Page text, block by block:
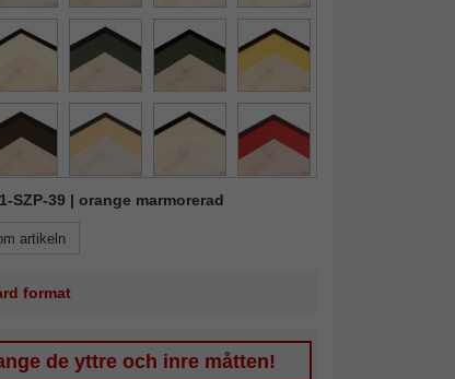
SZP-39 | orange marmorerad
artikeln
format
de yttre och inre måtten!